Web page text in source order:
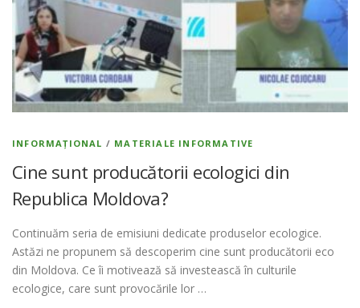
INFORMAȚIONAL / MATERIALE INFORMATIVE
Cine sunt producătorii ecologici din
Republica Moldova?
Continuăm seria de emisiuni dedicate produselor ecologice.
Astăzi ne propunem să descoperim cine sunt producătorii eco
din Moldova. Ce îi motivează să investească în culturile
ecologice, care sunt provocările lor …